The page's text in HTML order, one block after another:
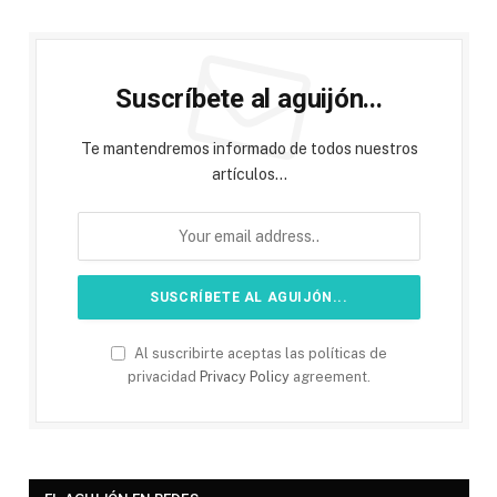
Suscríbete al aguijón...
Te mantendremos informado de todos nuestros
artículos...
Al suscribirte aceptas las políticas de
privacidad Privacy Policy agreement.